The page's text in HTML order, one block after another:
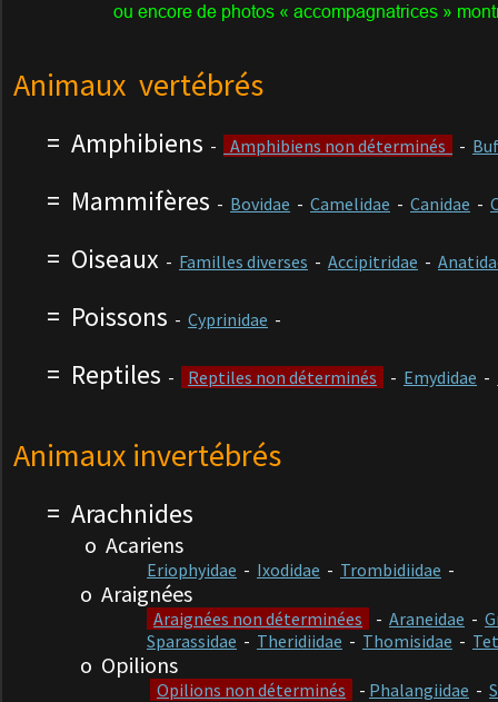
ou encore de photos « accompagnatrices »
Animaux vertébrés
= Amphibiens - Amphibiens non déterminés -
= Mammifères - Bovidae - Camelidae - Canidae -
= Oiseaux - Familles diverses - Accipitridae -
= Poissons - Cyprinidae -
= Reptiles - Reptiles non déterminés - Emydidae -
Animaux invertébrés
= Arachnides
o Acariens
Eriophyidae - Ixodidae - Trombidiidae -
o Araignées
Araignées non déterminées - Araneidae -
Sparassidae - Theridiidae - Thomisidae -
o Opilions
Opilions non déterminés - Phalangiidae -